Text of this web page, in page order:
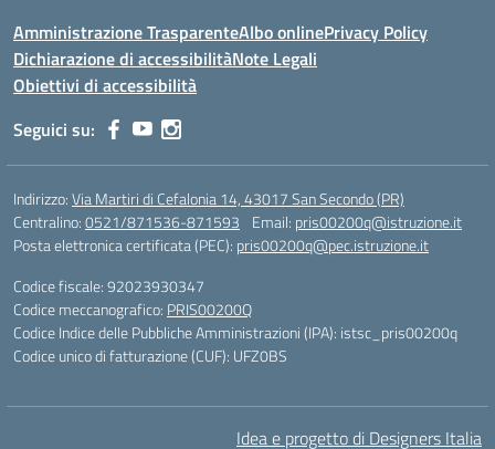
Amministrazione TrasparenteAlbo onlinePrivacy Policy
Dichiarazione di accessibilitàNote Legali
Obiettivi di accessibilità
Seguici su:
Indirizzo:Via Martiri di Cefalonia 14, 43017 San Secondo (PR)
Centralino:0521/871536-871593 Email: pris00200q@istruzione.it
Posta elettronica certificata (PEC): pris00200q@pec.istruzione.it
Codice fiscale: 92023930347
Codice meccanografico: PRIS00200Q
Codice Indice delle Pubbliche Amministrazioni (IPA): istsc_pris00200q
Codice unico di fatturazione (CUF): UFZ0BS
Idea e progetto di Designers Italia